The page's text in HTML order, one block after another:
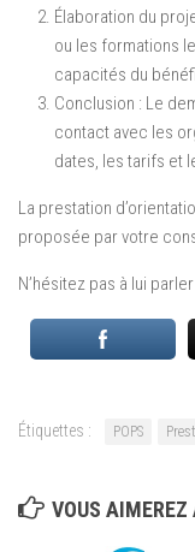
Élaboration du
ou les formations
capacités du
Conclusion : Le
contact avec les
dates, les tarifs et
La prestation
proposée par votre
N’hésitez pas à lui
Étiquettes : POPS
VOUS